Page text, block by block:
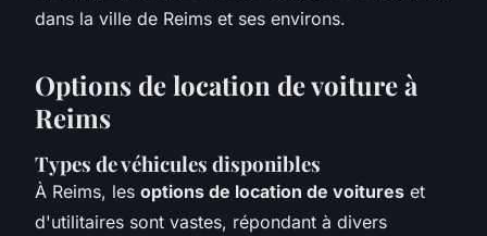
dans la ville de Reims et ses environs.
Options de location de voiture à
Reims
Types de véhicules disponibles
À Reims, les options de location de voitures et
d'utilitaires sont vastes, répondant à divers